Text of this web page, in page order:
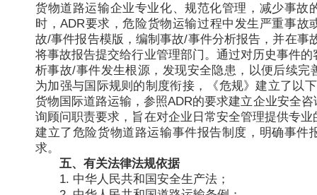
货物道路运输企业专业化、规范化管理，减少事故
时，ADR要求，危险货物运输过程中发生严重事故
故/事件报告模版，编制事故/事件分析报告，并在事
将事故报告提交给行业管理部门。通过对历史事件
析事故/事件发生根源，发现安全隐患，以便后续完
为加强与国际规则的制度衔接，《危规》建立了以
货物国际道路运输，参照ADR的要求建立企业安全
询顾问职责要求，旨在对企业日常安全管理提供专
建立了危险货物道路运输事件报告制度，明确事件
求。
五、有关法律法规依据
1. 中华人民共和国安全生产法；